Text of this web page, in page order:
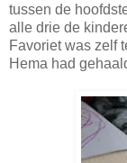
tussen de
alle drie de
Favoriet was zelf
Hema had